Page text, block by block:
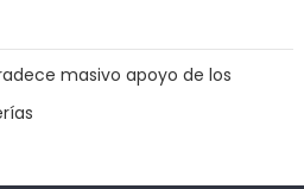
masivo apoyo de los